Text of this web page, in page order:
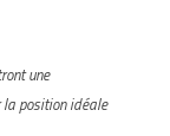
une
position idéale